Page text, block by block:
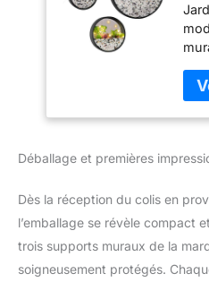
de
été
Déballage et premières
Dès la réception du colis en
l’emballage se révèle compact
trois supports muraux de la
soigneusement protégés.